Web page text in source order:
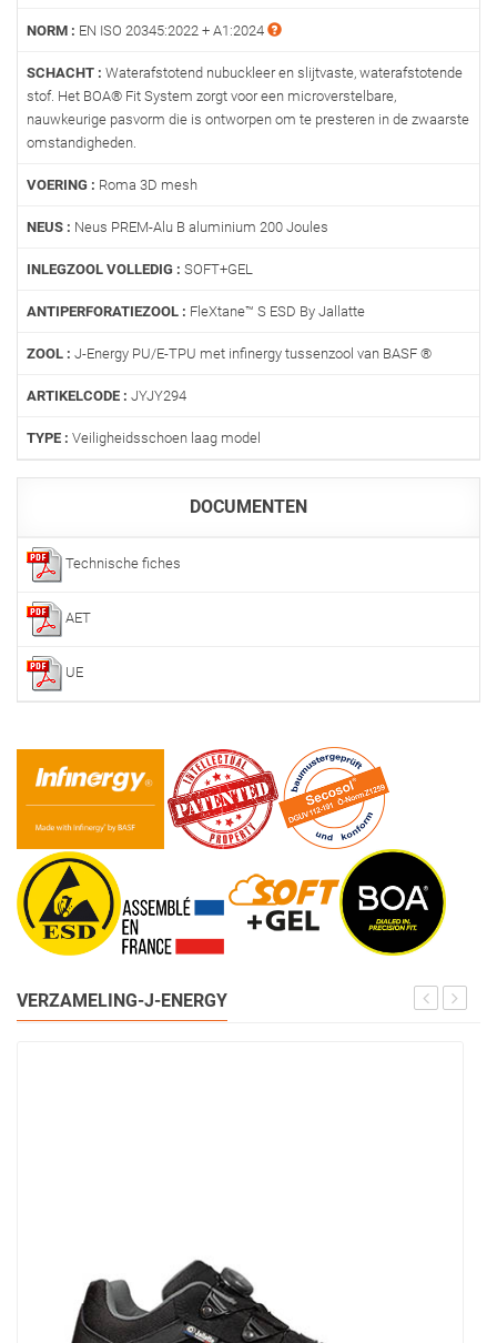
NORM : EN ISO 20345:2022 + A1:2024
SCHACHT : Waterafstotend nubuckleer en slijtvaste, waterafstotende
stof. Het BOA® Fit System zorgt voor een microverstelbare,
nauwkeurige pasvorm die is ontworpen om te presteren in de zwaarste
omstandigheden.
VOERING : Roma 3D mesh
NEUS : Neus PREM-Alu B aluminium 200 Joules
INLEGZOOL VOLLEDIG : SOFT+GEL
ANTIPERFORATIEZOOL : FleXtane™ S ESD By Jallatte
ZOOL : J-Energy PU/E-TPU met infinergy tussenzool van BASF ®
ARTIKELCODE : JYJY294
TYPE : Veiligheidsschoen laag model
DOCUMENTEN
Technische fiches
AET
UE
VERZAMELING-J-ENERGY